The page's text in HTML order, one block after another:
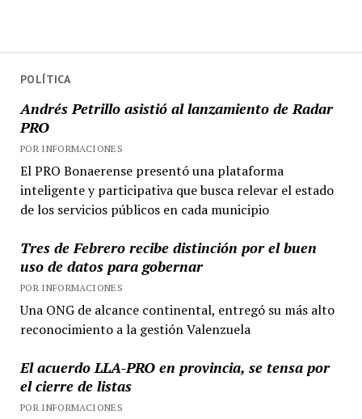
POLÍTICA
Andrés Petrillo asistió al lanzamiento de Radar
PRO
POR INFORMACIONES
El PRO Bonaerense presentó una plataforma
inteligente y participativa que busca relevar el estado
de los servicios públicos en cada municipio
Tres de Febrero recibe distinción por el buen
uso de datos para gobernar
POR INFORMACIONES
Una ONG de alcance continental, entregó su más alto
reconocimiento a la gestión Valenzuela
El acuerdo LLA-PRO en provincia, se tensa por
el cierre de listas
POR INFORMACIONES